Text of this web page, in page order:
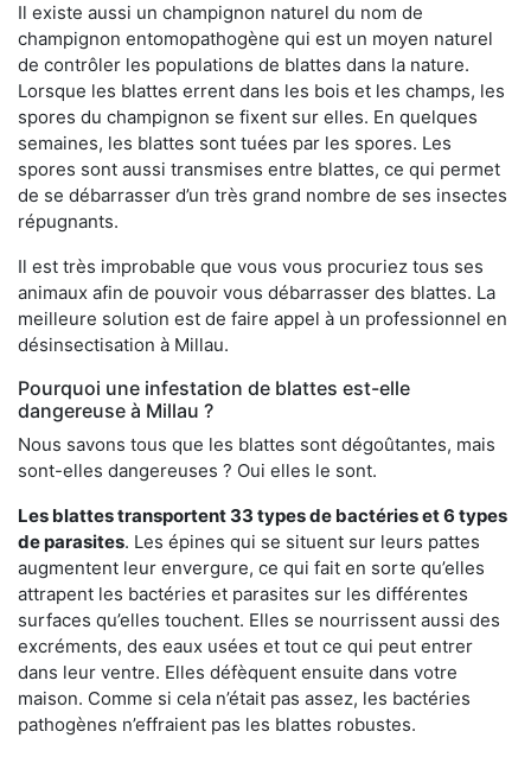
Il existe aussi un champignon naturel du nom de
champignon entomopathogène qui est un moyen naturel
de contrôler les populations de blattes dans la nature.
Lorsque les blattes errent dans les bois et les champs, les
spores du champignon se fixent sur elles. En quelques
semaines, les blattes sont tuées par les spores. Les
spores sont aussi transmises entre blattes, ce qui permet
de se débarrasser d’un très grand nombre de ses insectes
répugnants.
Il est très improbable que vous vous procuriez tous ses
animaux afin de pouvoir vous débarrasser des blattes. La
meilleure solution est de faire appel à un professionnel en
désinsectisation à Millau.
Pourquoi une infestation de blattes est-elle
dangereuse à Millau ?
Nous savons tous que les blattes sont dégoûtantes, mais
sont-elles dangereuses ? Oui elles le sont.
Les blattes transportent 33 types de bactéries et 6 types
de parasites. Les épines qui se situent sur leurs pattes
augmentent leur envergure, ce qui fait en sorte qu’elles
attrapent les bactéries et parasites sur les différentes
surfaces qu’elles touchent. Elles se nourrissent aussi des
excréments, des eaux usées et tout ce qui peut entrer
dans leur ventre. Elles défèquent ensuite dans votre
maison. Comme si cela n’était pas assez, les bactéries
pathogènes n’effraient pas les blattes robustes.